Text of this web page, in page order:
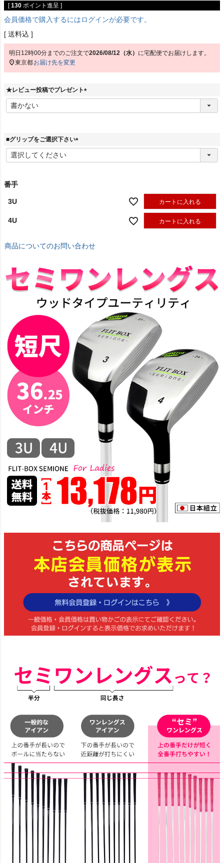
[ 130 ポイント進呈 ]
会員価格で購入するにはログインが必要です。
送料込
明日 12時00分までのご注文で2026/08/12（水） に宅配便でお届けします。
東京都お届け先を変更
★レビュー投稿でプレゼント
(
■グリップをご選択下さい
(
番手
3U カートに入れる
4U カートに入れる
商品についてのお問い合わせ